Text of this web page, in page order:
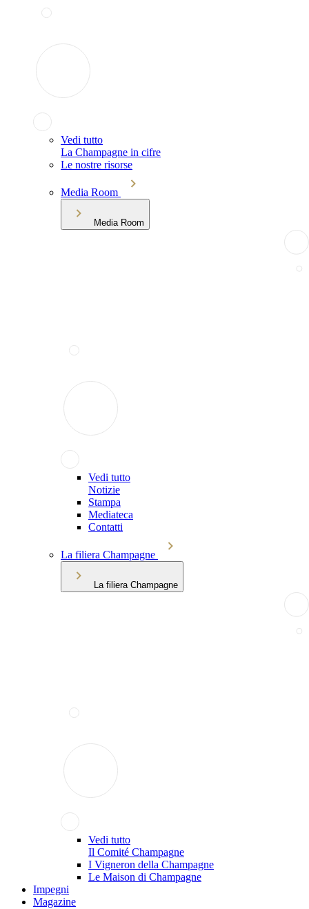
Vedi tutto
La Champagne in cifre
Le nostre risorse
Media Room
Media Room
Vedi tutto
Notizie
Stampa
Mediateca
Contatti
La filiera Champagne
La filiera Champagne
Vedi tutto
Il Comité Champagne
I Vigneron della Champagne
Le Maison di Champagne
Impegni
Magazine